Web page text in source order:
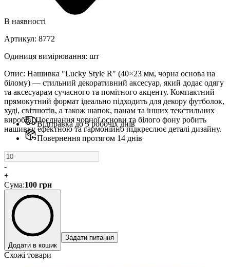
В наявності
Артикул: 8772
Одиниця вимірювання: шт
Опис: Нашивка "Lucky Style R" (40×23 мм, чорна основа на
білому) — стильний декоративний аксесуар, який додає одягу
та аксесуарам сучасного та помітного акценту. Компактний
прямокутний формат ідеально підходить для декору футболок,
худі, світшотів, а також шапок, панам та інших текстильних
виробів. Поєднання чорної основи та білого фону робить
нашивку ефектною та гармонійно підкреслює деталі дизайну.
Відправка до 3 робочіх днів
Повернення протягом 14 днів
-
+
Сума:100 грн
Додати в кошик
Задати питання
Схожі товари